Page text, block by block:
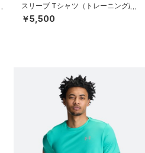
スリーブ Tシャツ（トレーニング/M
EN）
￥5,500